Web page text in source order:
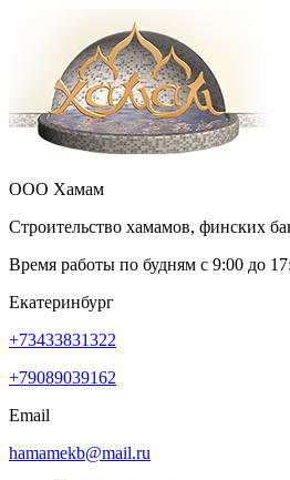
ООО Хамам
Строительство хамамов, финских
Время работы по будням с 9:00 до
Екатеринбург
+73433831322
+79089039162
Email
hamamekb@mail.ru